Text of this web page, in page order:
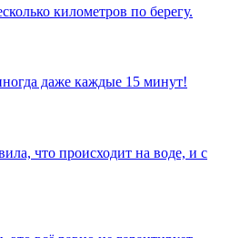
километров по берегу.
даже каждые 15 минут!
что происходит на воде, и с